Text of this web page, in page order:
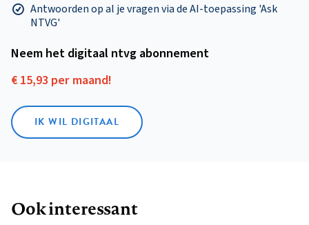
Antwoorden op al je vragen via de AI-toepassing 'Ask
NTVG'
Neem het digitaal ntvg abonnement
€ 15,93 per maand!
IK WIL DIGITAAL
Ook interessant